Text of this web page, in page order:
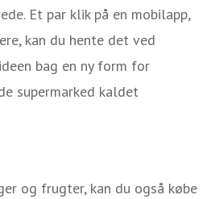
Et par klik på en mobilapp,
kan du hente det ved
bag en ny form for
supermarked kaldet
og frugter, kan du også købe